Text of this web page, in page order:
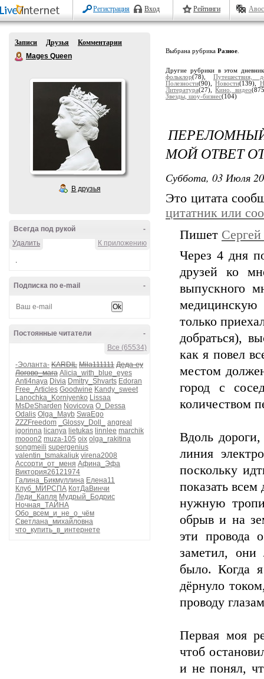
Регистрация Вход Рейтинги
Записи Друзья
Комментарии
Mages Queen
В друзья
-
Всегда под рукой
К приложению
Удалить
.
-
Подписка по e-mail
-
Постоянные читатели
Все (65534)
-Эоланта- KARDIL Mila111111 Деда-еу
Логово_мага Alicia_with_blue_eyes
Anti4naya Divia Dmitry_Shvarts Edoran
Free_Articles Goodwine Kandy_sweet
Lanochka_Korniyenko Lissaa
MsDeSharden Novicova O_Dessa
Odalis Olga_Mayb SwaEgo
ZZZFreedom
_Glossy_Doll_
angreal
igorinna licanya lietukas linnlee marchik
mooon2 muza-105 oix olga_rakitina
songmeili supergenius
valentin_tsmakaliuk virena2008
Ассорти_от_меня Афина_Эфа
Виктория26121974
Галина_Бикмуллина Елена11
Клуб_МИРСПА КотДаВинчи
Леди_Капля Мудрый_Бодрис
Ночная_ТАЙНА
Обо_всем_и_не_о_чём
Светлана_михайловна
что_купить_в_интернете
Выбрана рубрика Разное
Другие рубрики в этом
фольклор(78), Путешествия,
Полезности(90),Новости(139),
Литература(27),Кино, видео
Звезды, шоу-бизнес(104)
МОЙ ОТВЕТ
Суббота, 03 Июля
Это цитата
цитатник или
Пишет
Через 4 дня
друзей ко
выпускного
только
добраться),
как я повел
местом
город с
количеством
Вдоль
линия
поскольку
показать
нужную
обрыв и на
эти провода
заметил, они
было. Когда
дёрнуло
проводу
Первая моя
чтоб
и не понял,